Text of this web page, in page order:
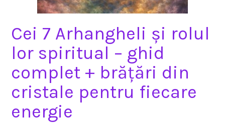
Cei 7 Arhangheli și rolul
lor spiritual – ghid
complet + brățări din
cristale pentru fiecare
energie